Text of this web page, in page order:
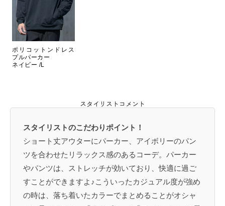
ポリコットンドレス
プルパーカー
ネイビー /L
スタイリストコメント
スタイリストのこだわりポイント！
ショート丈アウターにパーカー、アイボリーのパン
ツを合わせたリラックス感のあるコーデ。パーカー
やパンツは、ストレッチが効いており、快適に過ご
すことができますよ♪こういったカジュアル度が強め
の時は、落ち着いたカラーでまとめることがオシャ